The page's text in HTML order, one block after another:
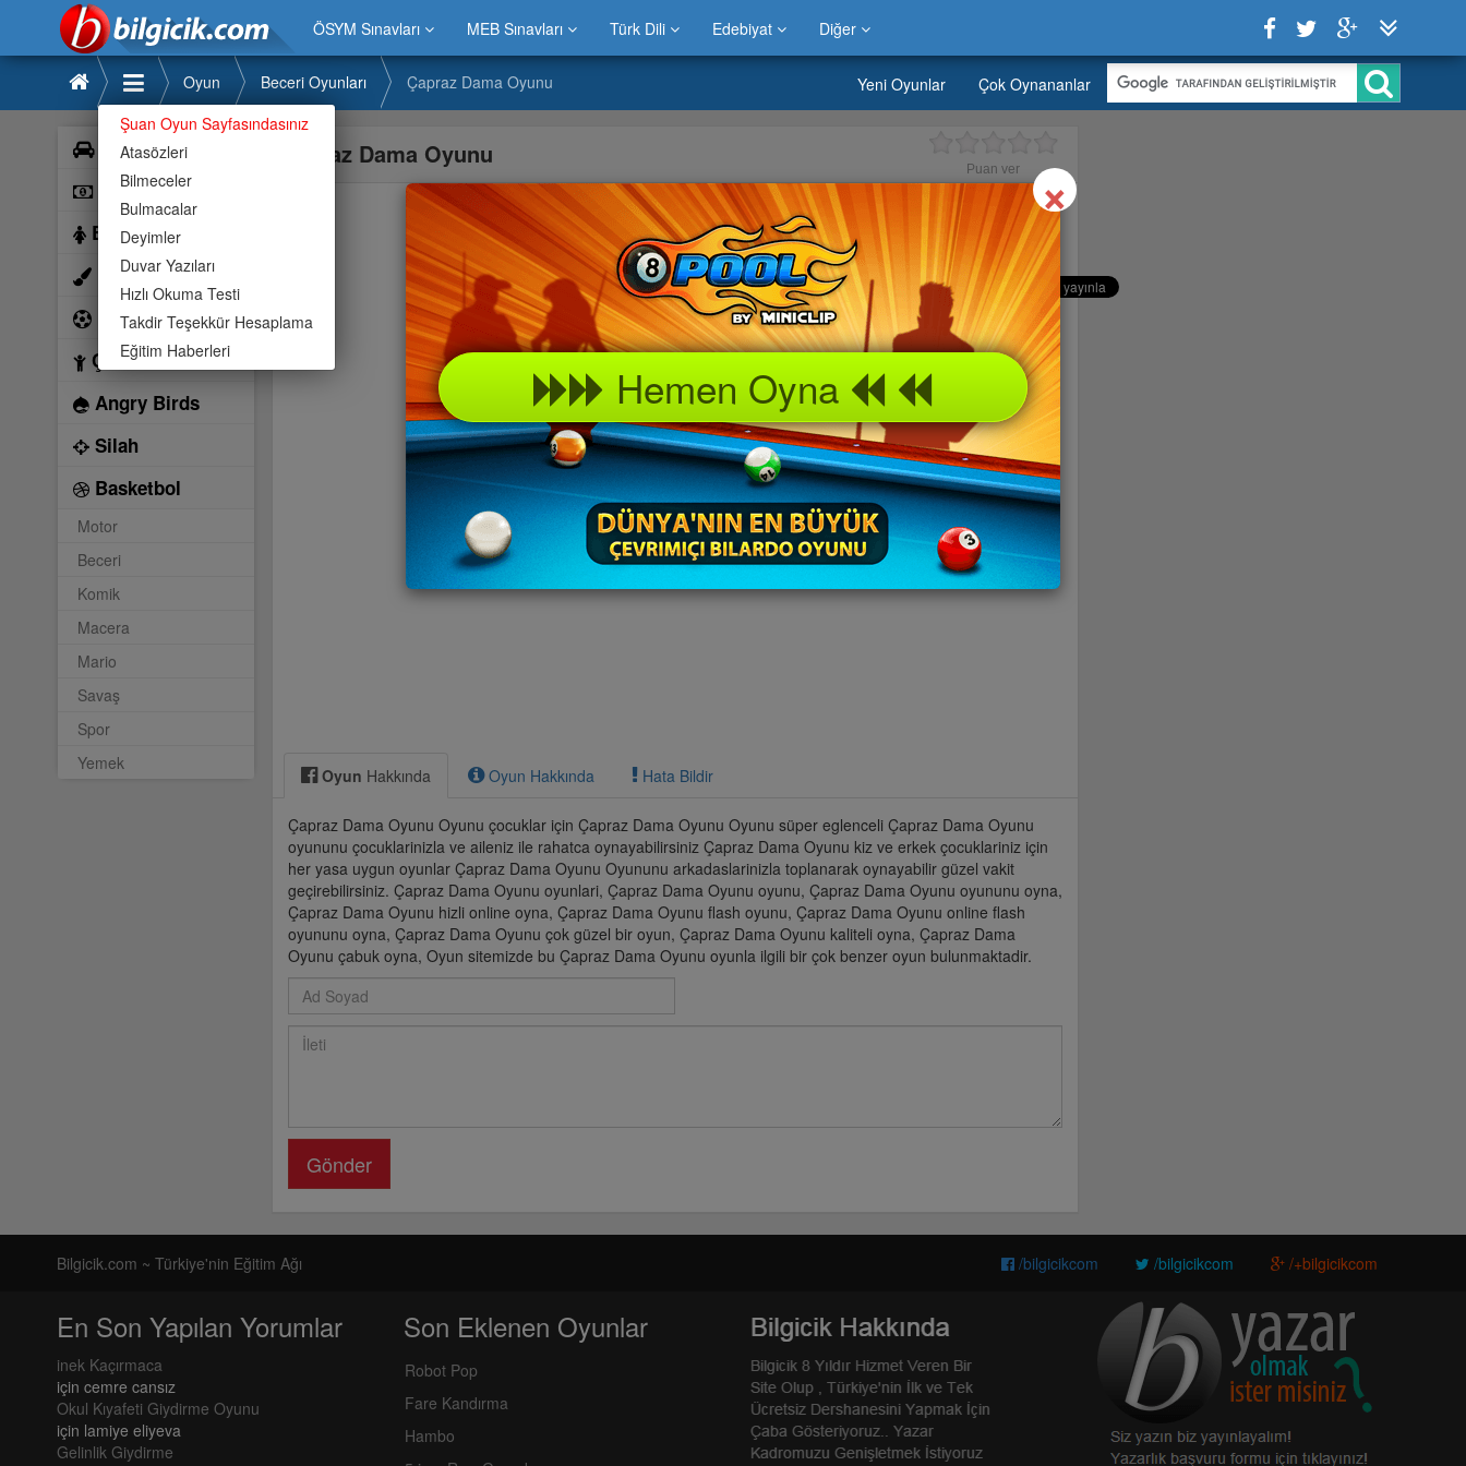
ÖSYM Sınavları MEB Sınavları Türk Dili Edebiyat Diğer
Şuan Oyun Sayfasındasınız
Atasözleri
Bilmeceler
Bulmacalar
Deyimler
Duvar Yazıları
Hızlı Okuma Testi
Takdir Teşekkür Hesaplama
Eğitim Haberleri
Oyun Beceri Oyunları Çapraz Dama Oyunu Yeni Oyunlar Çok Oynananlar
Araba
Bilardo
Barbie
Boyama
Futbol
Çocuk
Angry Birds
Silah
Basketbol
Motor
Beceri
Komik
Macera
Mario
Savaş
Spor
Yemek
Çapraz Dama Oyunu Puan ver
Oyun Hakkında Oyun Hakkında Hata Bildir
Çapraz Dama Oyunu Oyunu çocuklar için Çapraz Dama Oyunu Oyunu süper eglenceli Çapraz Dama Oyunu
oyununu çocuklarinizla ve aileniz ile rahatca oynayabilirsiniz Çapraz Dama Oyunu kiz ve erkek çocuklariniz için
her yasa uygun oyunlar Çapraz Dama Oyunu Oyununu arkadaslarinizla toplanarak oynayabilir güzel vakit
geçirebilirsiniz. Çapraz Dama Oyunu oyunlari, Çapraz Dama Oyunu oyunu, Çapraz Dama Oyunu oyununu oyna,
Çapraz Dama Oyunu hizli online oyna, Çapraz Dama Oyunu flash oyunu, Çapraz Dama Oyunu online flash
oyununu oyna, Çapraz Dama Oyunu çok güzel bir oyun, Çapraz Dama Oyunu kaliteli oyna, Çapraz Dama
Oyunu çabuk oyna, Oyun sitemizde bu Çapraz Dama Oyunu oyunla ilgili bir çok benzer oyun bulunmaktadir.
Gönder
Bilgicik.com ~ Türkiye'nin Eğitim Ağı /bilgicikcom /bilgicikcom /+bilgicikcom
En Son Yapılan Yorumlar
inek Kaçırmaca
için cemre cansız
Okul Kıyafeti Giydirme Oyunu
için lamiye eliyeva
Gelinlik Giydirme
Son Eklenen Oyunlar
Robot Pop
Fare Kandırma
Hambo
×Close
Hemen Oyna